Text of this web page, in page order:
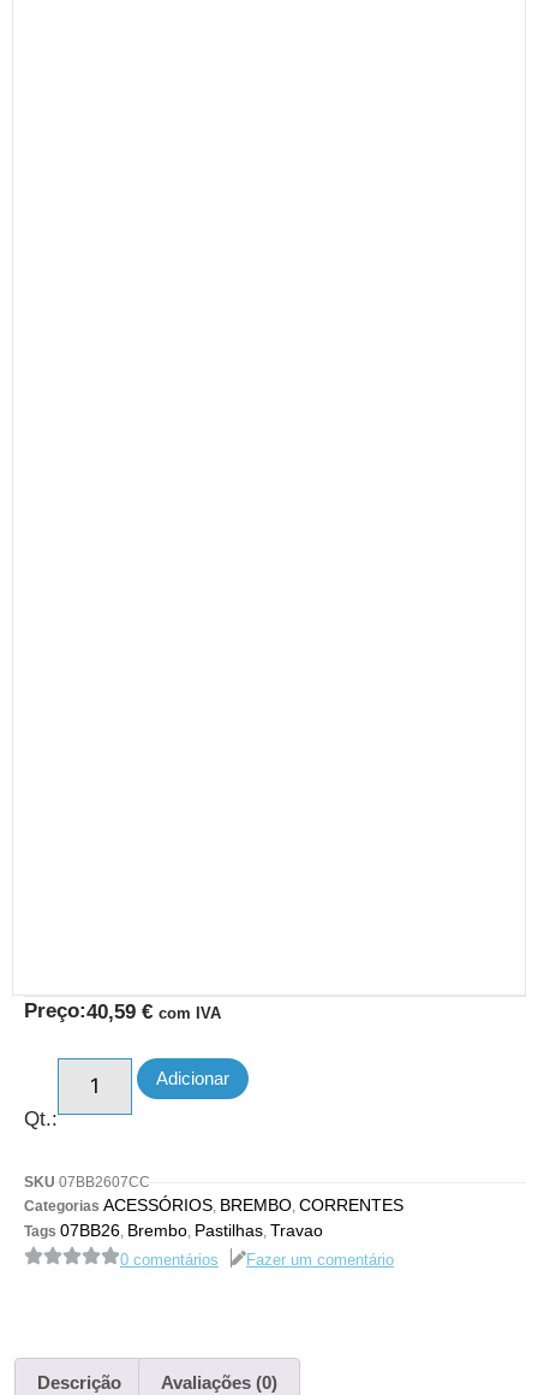
Preço:40,59 € com IVA
Qt.:
Adicionar
SKU 07BB2607CC
Categorias ACESSÓRIOS, BREMBO, CORRENTES
Tags 07BB26, Brembo, Pastilhas, Travao
0 comentários Fazer um comentário
Descrição Avaliações (0)